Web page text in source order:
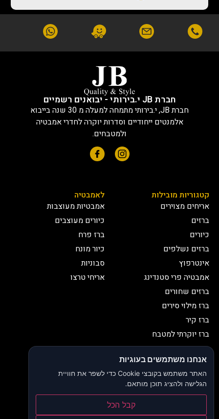
חברת JB י.בירותי - יבואנים רשמיים
חברת JB, י.בירותי מתמחה למעלה מ 30 שנה בייבוא
אלמנטים ייחודיים וסדרות יוקרה לחדרי אמבטיה
ולמטבחים.
קטגוריות מובילות
אריחים מצוירים
ברזים
כיורים
ברזים נשלפים
אינטרפוץ
אמבטיה פרי סטנדינג
ברזים שחורים
ברז מילוי סירים
ברז קיר
ברז יוקרתי למטבח
לאמבטיה
אמבטיות מעוצבות
כיורים מעוצבים
ברז פרח
כיור מונח
סבוניות
אריחי טרצו
יצירת קשר
03-9335335
052-2653038
sbeiruty@gmail.com
אולם תצוגה:דרך האורנים 23, רינתיה
אנחנו משתמשים בעוגיות
האתר משתמש בקובצי Cookie כדי לשפר את חוויית
הגלישה ולהציג תוכן מותאם.
קבל הכל